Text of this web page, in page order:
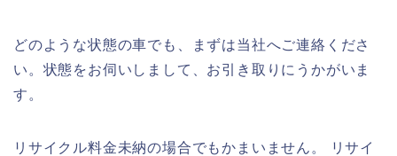
どのような状態の車でも、まずは当社へご連絡くださ
い。状態をお伺いしまして、お引き取りにうかがいま
す。
リサイクル料金未納の場合でもかまいません。 リサイ